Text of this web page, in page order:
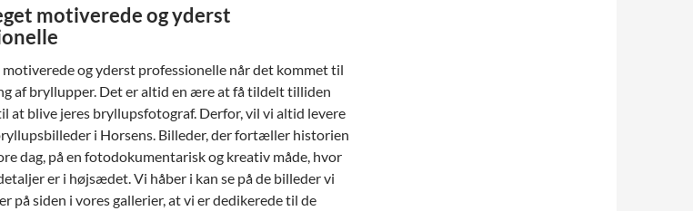
motiverede og yderst
motiverede og yderst professionelle når det kommet til
af bryllupper. Det er altid en ære at få tildelt tilliden
at blive jeres bryllupsfotograf. Derfor, vil vi altid levere
i Horsens. Billeder, der fortæller historien
dag, på en fotodokumentarisk og kreativ måde, hvor
er i højsædet. Vi håber i kan se på de billeder vi
på siden i vores gallerier, at vi er dedikerede til de